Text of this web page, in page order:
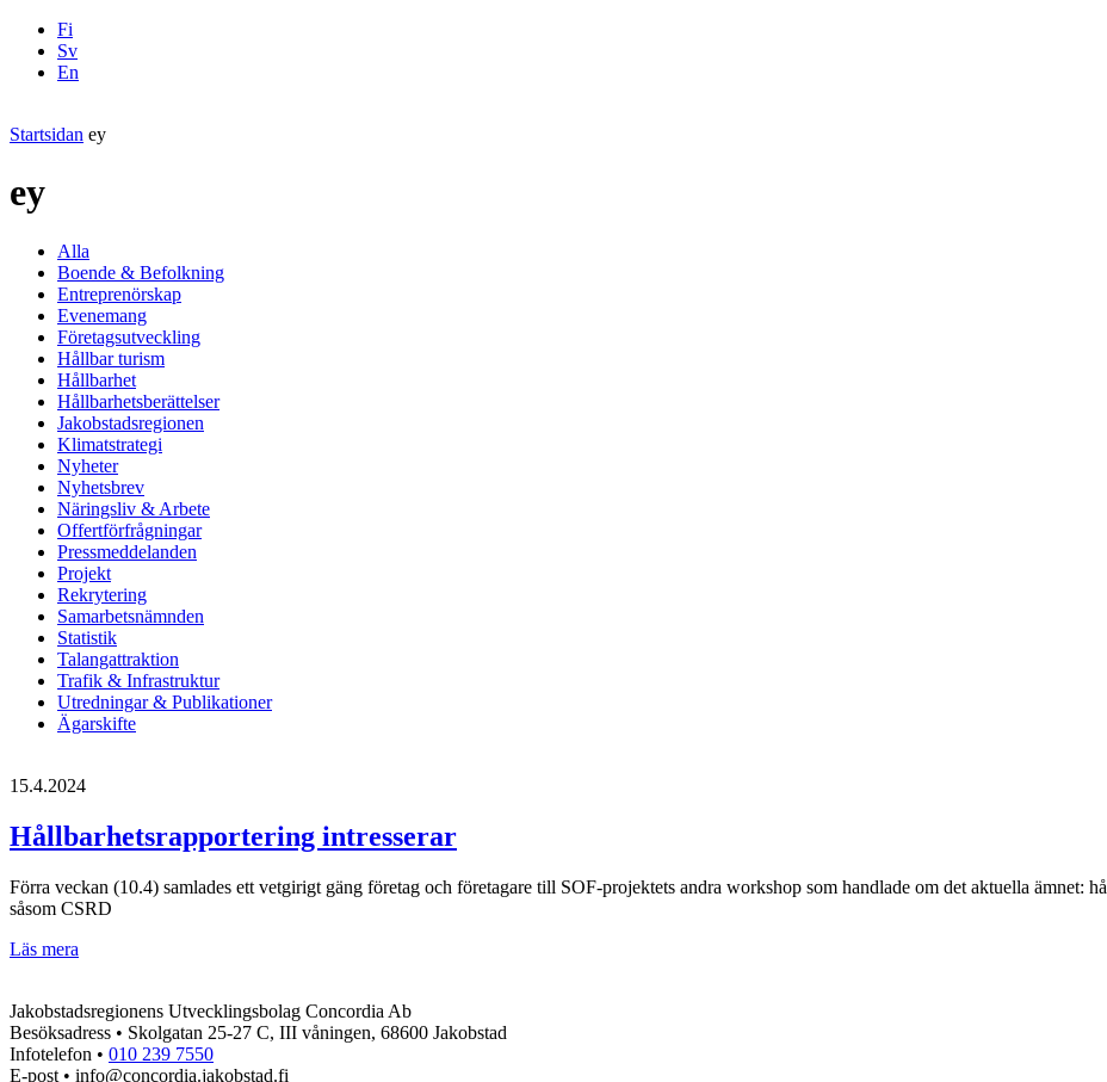
Fi
Sv
En
Startsidan ey
ey
Alla
Boende & Befolkning
Entreprenörskap
Evenemang
Företagsutveckling
Hållbar turism
Hållbarhet
Hållbarhetsberättelser
Jakobstadsregionen
Klimatstrategi
Nyheter
Nyhetsbrev
Näringsliv & Arbete
Offertförfrågningar
Pressmeddelanden
Projekt
Rekrytering
Samarbetsnämnden
Statistik
Talangattraktion
Trafik & Infrastruktur
Utredningar & Publikationer
Ägarskifte
15.4.2024
Hållbarhetsrapportering intresserar
Förra veckan (10.4) samlades ett vetgirigt gäng företag och företagare till SOF-projektets andra workshop som handlade om det aktuella ämnet:
såsom CSRD
Läs mera
Jakobstadsregionens Utvecklingsbolag Concordia Ab
Besöksadress • Skolgatan 25-27 C, III våningen, 68600 Jakobstad
Infotelefon • 010 239 7550
E-post • info@concordia.jakobstad.fi